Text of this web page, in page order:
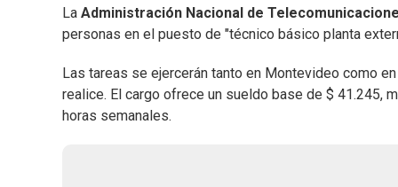
La Administración Nacional de
personas en el puesto de "técnico básico planta
Las tareas se ejercerán tanto en Montevideo como
realice. El cargo ofrece un sueldo base de $ 41.245,
horas semanales.